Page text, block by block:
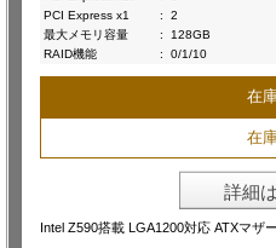
PCI Express x1
:
2
最大メモリ容量
:
128GB
RAID機能
: 0/1/10
在
在
詳細
Intel Z590搭載 LGA1200対応 ATXマザ